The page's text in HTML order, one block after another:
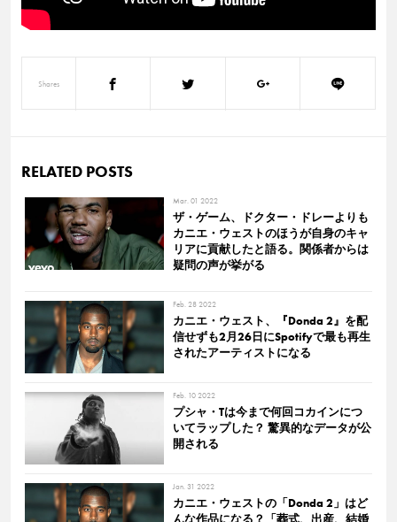
Shares
RELATED POSTS
Mar. 01 2022
ザ・ゲーム、ドクター・ドレーよりも
カニエ・ウェストのほうが自身のキャ
リアに貢献したと語る。関係者からは
疑問の声が挙がる
Feb. 28 2022
カニエ・ウェスト、『Donda 2』を配
信せずも2月26日にSpotifyで最も再生
されたアーティストになる
Feb. 10 2022
プシャ・Tは今まで何回コカインにつ
いてラップした？ 驚異的なデータが公
開される
Jan. 31 2022
カニエ・ウェストの「Donda 2」はど